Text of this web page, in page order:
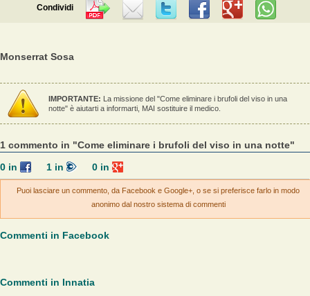
Condividi
Monserrat Sosa
IMPORTANTE: La missione del "Come eliminare i brufoli del viso in una
notte" è aiutarti a informarti, MAI sostituire il medico.
1 commento in "Come eliminare i brufoli del viso in una notte"
0in 1in 0 in
Puoi lasciare un commento, da Facebook e Google+, o se si preferisce farlo in modo
anonimo dal nostro sistema di commenti
Commenti in Facebook
Commenti in Innatia